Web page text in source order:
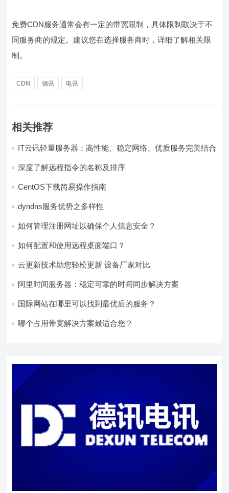
免费CDN服务通常会有一定的带宽限制，具体限制取决于不
同服务商的规定。建议您在选择服务商时，详细了解相关限
制。
CDN 德讯 电讯
相关推荐
IT云讯轻量服务器：高性能、稳定网络、优质服务完美结合
深度了解远程指令的名称及排序
CentOS下载简易操作指南
dyndns服务优势之多样性
如何管理注册网址以确保个人信息安全？
如何配置和使用远程桌面端口？
云更新技术助您轻松更新 设备厂家对比
阿里时间服务器：稳定可靠的时间同步解决方案
国际网站在哪里可以找到最优质的服务？
哪个占用带宽解决方案最适合您？